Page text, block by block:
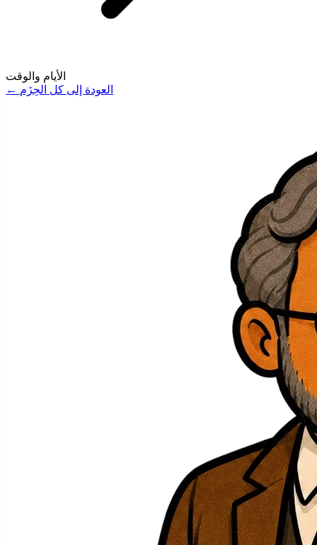
الأيام والوقت
← العودة إلى كل الحِزَم